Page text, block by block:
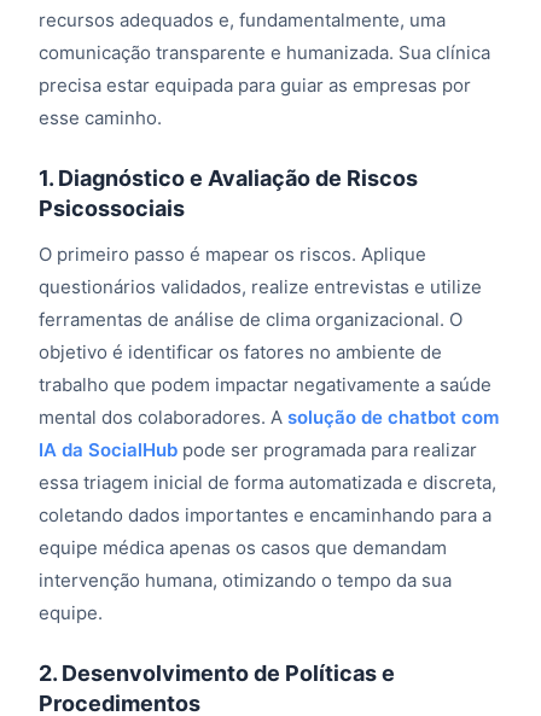
recursos adequados e, fundamentalmente, uma
comunicação transparente e humanizada. Sua clínica
precisa estar equipada para guiar as empresas por
esse caminho.
1. Diagnóstico e Avaliação de Riscos
Psicossociais
O primeiro passo é mapear os riscos. Aplique
questionários validados, realize entrevistas e utilize
ferramentas de análise de clima organizacional. O
objetivo é identificar os fatores no ambiente de
trabalho que podem impactar negativamente a saúde
mental dos colaboradores. A solução de chatbot com
IA da SocialHub pode ser programada para realizar
essa triagem inicial de forma automatizada e discreta,
coletando dados importantes e encaminhando para a
equipe médica apenas os casos que demandam
intervenção humana, otimizando o tempo da sua
equipe.
2. Desenvolvimento de Políticas e
Procedimentos